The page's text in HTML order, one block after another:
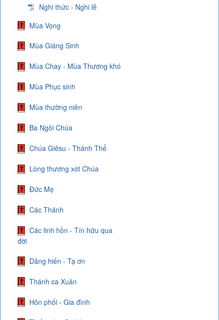
Nghi thức - Nghi lễ
Mùa Vọng
Mùa Giáng Sinh
Mùa Chay - Mùa Thương khó
Mùa Phục sinh
Mùa thường niên
Ba Ngôi Chúa
Chúa Giêsu - Thánh Thể
Lòng thương xót Chúa
Đức Mẹ
Các Thánh
Các linh hồn - Tín hữu qua
đời
Dâng hiến - Tạ ơn
Thánh ca Xuân
Hôn phối - Gia đình